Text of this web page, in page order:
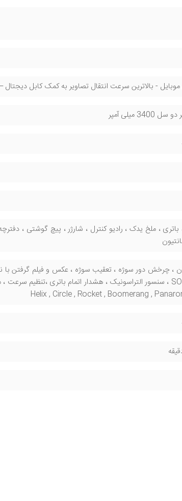
میلی آمپر
باتری ، ملخ یدک ، رادیو کنترل ، شارژر ، پیچ گوشتی ،